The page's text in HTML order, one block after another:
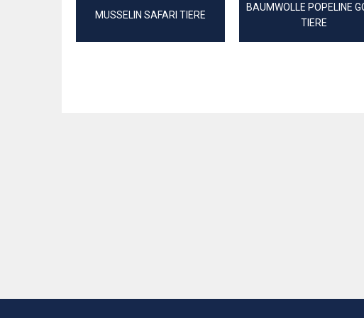
MUSSELIN SAFARI TIERE
BAUMWOLLE POPELINE
TIERE